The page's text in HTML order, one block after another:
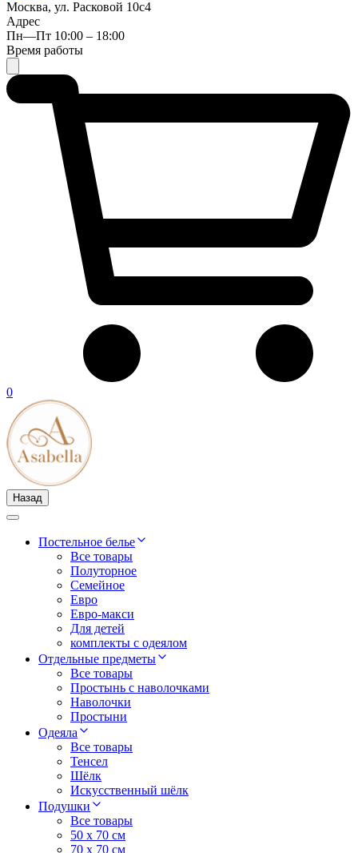
Москва, ул. Расковой 10с4
Адрес
Пн—Пт 10:00 – 18:00
Время работы
0
Назад
Постельное белье
Все товары
Полуторное
Семейное
Евро
Евро-макси
Для детей
комплекты с одеялом
Отдельные предметы
Все товары
Простынь с наволочками
Наволочки
Простыни
Одеяла
Все товары
Тенсел
Шёлк
Искусственный шёлк
Подушки
Все товары
50 x 70 см
70 x 70 см